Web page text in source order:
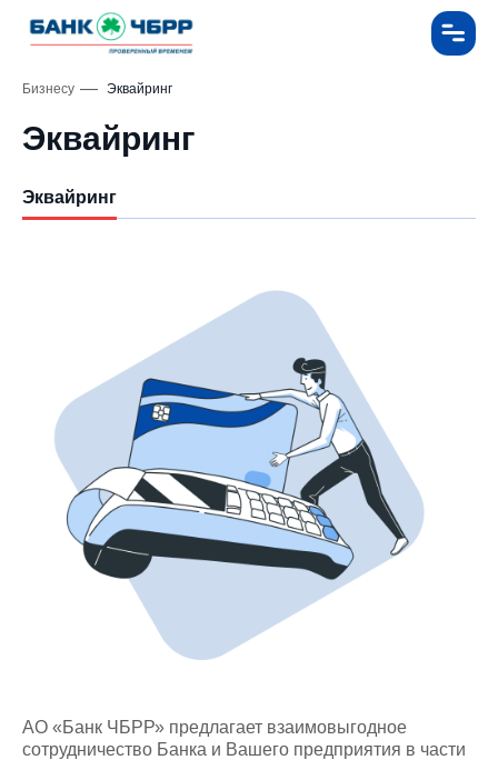
Бизнесу Эквайринг
Эквайринг
Эквайринг
АО «Банк ЧБРР» предлагает взаимовыгодное
сотрудничество Банка и Вашего предприятия в части